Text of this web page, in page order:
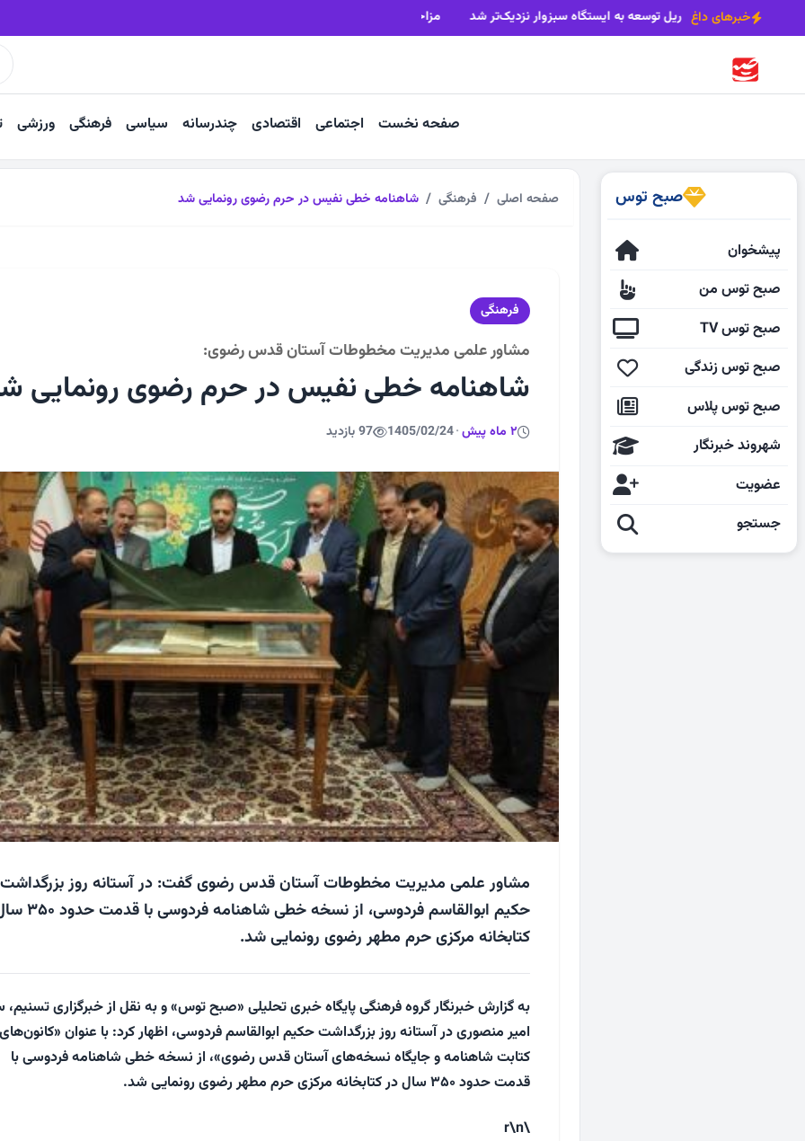
خبرهای داغ
کمک‌های اولیه در اجتماعات شبانه نیشابور ریل توسعه به ایستگاه سبزوار نزدیک‌تر شد
صفحه نخست اجتماعی اقتصادی چندرسانه سیاسی فرهنگی ورزشی
صبح توس
پیشخوان
صبح توس من
صبح توس TV
صبح توس زندگی
صبح توس پلاس
شهروند خبرنگار
عضویت
جستجو
صفحه اصلی فرهنگی شاهنامه خطی نفیس در حرم رضوی رونمایی شد
فرهنگی
مشاور علمی مدیریت مخطوطات آستان قدس رضوی:
شاهنامه خطی نفیس در حرم رضوی رونمایی
2 ماه پیش ·
1405/02/24 97 بازدید
مشاور علمی مدیریت مخطوطات آستان قدس رضوی گفت: در آستانه روز بزرگداشت
حکیم ابوالقاسم فردوسی، از
کتابخانه مرکزی حرم مطهر رضوی رونمایی شد.
به گزارش خبرنگار گروه فرهنگی پایگاه خبری تحلیلی «صبح توس» و به نقل از خبرگزاری
امیر منصوری در آستانه روز بزرگداشت حکیم ابوالقاسم فردوسی، اظهار کرد: با عنوان «کانون‌های
کتابت شاهنامه و جایگاه نسخه‌های آستان قدس رضوی»، از نسخه خطی شاهنامه فردوسی با
قدمت حدود ۳۵۰ سال در کتابخانه مرکزی حرم مطهر رضوی رونمایی شد.
\r\n